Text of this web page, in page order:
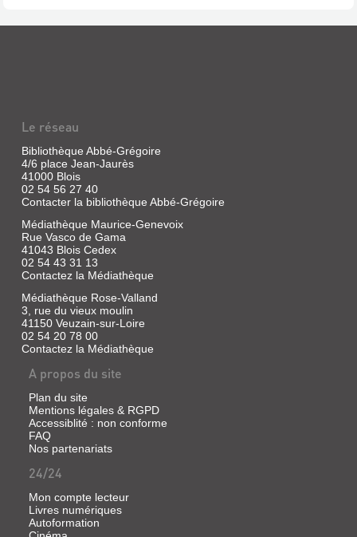
Barbier,
M6
vidéo,
2023
un
jeune
nomade
de
12
découvre
dans
le
désert
un
dromadaire
orphelin.
recueille,
nourrit,
baptise
Téhu
devient
son
meilleur
Le réseau
Bibliothèque Abbé-Grégoire
4/6 place Jean-Jaurès
41000 Blois
02 54 56 27 40
Contacter la bibliothèque Abbé-Grégoire
Médiathèque Maurice-Genevoix
Rue Vasco de Gama
41043 Blois Cedex
02 54 43 31 13
Contactez la Médiathèque
Médiathèque Rose-Valland
3, rue du vieux moulin
41150 Veuzain-sur-Loire
02 54 20 78 00
Contactez la Médiathèque
A propos du site
Plan du site
Mentions légales & RGPD
Accessiblité : non conforme
FAQ
Nos partenariats
24/24
Mon compte lecteur
Livres numériques
Autoformation